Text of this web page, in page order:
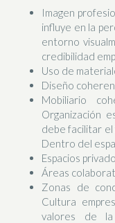
Imagen
influye en la
entorno
credibilidad
Uso de
Diseño
Mobiliario
Organización
debe facilitar
Dentro del
Espacios
Áreas
Zonas de
Cultura
valores de